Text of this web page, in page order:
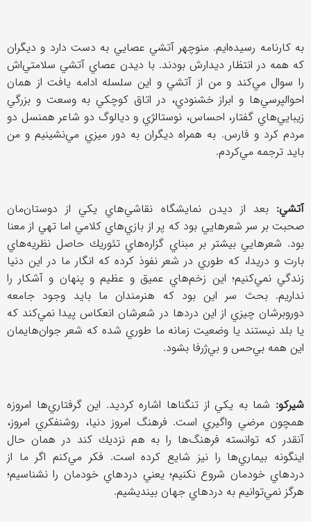
به كارنامه رسيده‌ايم. منوچهر آتشي عصايي به دست دارد و ديگران
كه همه در انتظار ديدارش بودند. با ديدن عصاي آتشي سلامتي‌اش
را سوال مي‌كند و من از آتشي و اين سلسله ادامه يافت از همان
احوالپرسي‌ها و ابراز خشنودي، در اتاق كوچكي به وسعت و بزرگي
زيبايي‌هاي گفتار، احساس، نوستالژي و ديالوگ دو شاعر همنسل دو
مردم كرد و فارس. به همراه ديگران به دور ميزي مي‌نشينيم و من
بايد ترجمه مي‌كردم.
آتشي: بعد از ديدن نمايشگاه نقاشي‌هاي يكي از دوستان‌مان
صحبت بر سر شعرهايي بود كه پر از بازي‌هاي كلامي اما تهي از معنا
بود. شعرهايي بيشتر بر مبناي گزاره‌هاي تئوريك حاصل نظريه‌هاي
بارت و دريدا، كه طوري در شعر نفوذ كرده كه انگار ما در اين دنيا
زندگي نمي‌كنيم؛ اين زخم‌هاي عميق و عظيم و پنهان و آشكار را
نداريم. بحث سر اين بود كه هنرمندان ما بايد وجود جامعه
دوروبرشان چيزي از اين دردها در شعرشان انعكاس پيدا نمي‌كند كه
يا بلد نيستند يا وضعيت زمانه ما طوري شده كه شعر جوان‌هايمان
اين همه بي‌حس و بي‌ژرفا بشود.
شيركو: شما به يكي از تنگناها اشاره كرديد. اين گرفتاري‌ها امروزه
همچون مرضي واگيري است. فرهنگ امروز دنيا، روشنفكري امروز،
آنقدر كه توانسته فرهنگ‌ها را به هم نزديك كند در همان حال
اينگونه بيماري‌ها را نيز شايع كرده است. فكر مي‌كنم اگر ما از
دردهاي خودمان شروع نكنيم؛ يعني دردهاي خودمان را نشناسيم؛
هرگز نمي‌توانيم به دردهاي جهان بينديشيم.